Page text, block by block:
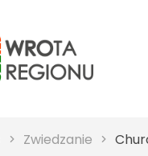
Zwiedzanie